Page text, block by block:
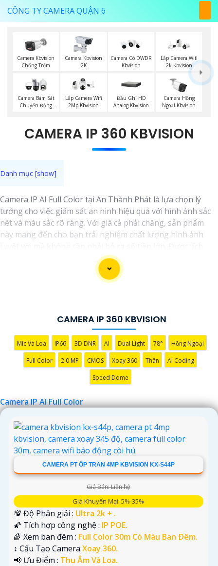
CÔNG TY CAMERA QUẬN 6
Camera Kbvision
Chống Trộm
Camera Kbvision
2K
Camera Có DWDR
Kbvision
Lắp Camera Wifi
2k Kbvision
Camera Bám Sát
Chuyển Động
Lắp Camera Wifi
2Mp Kbvision
Đầu Ghi HD
Analog Kbvision
Camera Hồng
Ngoại Kbvision
CAMERA IP 360 KBVISION
Camera IP AI Full Color tại An Thành Phát là lựa chọn lý
tưởng cho việc giám sát an ninh hiệu quả với hình ảnh sắc
nét và màu sắc rõ ràng. Với giá cả phải chăng, sản phẩm
này mang đến cho bạn trải nghiệm chất lượng hình ảnh
hợp công nghệ trí tuệ nhân tạo (AI), camera này giúp nhận
diện chính xác các chi tiết trong hình ảnh mà không cần ánh
sáng hồng ngoại, giúp tiết kiệm năng lượng và có độ nhạy
CAMERA IP 360 KBVISION
Mic Và Loa IP66 3D DNR AI Dual Light 78° Hồng Ngoại
Full Color 2.0 MP CMOS Xoay 360 Thân AI Coding
Speed Dome
Camera IP AI Full Color
CAMERA PT ỐP TRẦN 4MP KBVISION KX-S44P
Giá Bán: Liên hệ
Giá Khuyến Mại: 5%-35%
💯 Độ Phân giải : Ultra 2k + .
🌠 Tích hợp công nghệ : IP POE.
🌈 Xem ban đêm : Full Color 30m Có Màu Ban Ðêm.
↕️ Cấu Tạo Camera Xoay 360.
️📢 Ưu Điểm : Thu Âm Và Loa.